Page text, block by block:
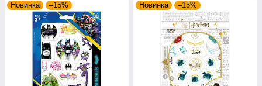
Новинка –15% Новинка –15%